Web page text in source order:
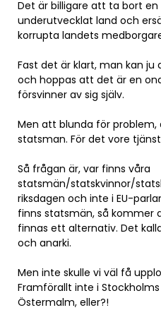
Det är billigare att ta bort
underutvecklat land och
korrupta landets
Fast det är klart, man kan
och hoppas att det är en
försvinner av sig själv.
Men att blunda för
statsman. För det vore
Så frågan är, var finns våra
statsmän/statskvinnor/
riksdagen och inte i EU-
finns statsmän, så kommer
finnas ett alternativ. Det
och anarki.
Men inte skulle vi väl få
Framförallt inte i
Östermalm, eller?!